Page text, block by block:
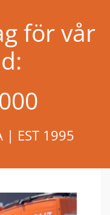
för vår
| EST 1995